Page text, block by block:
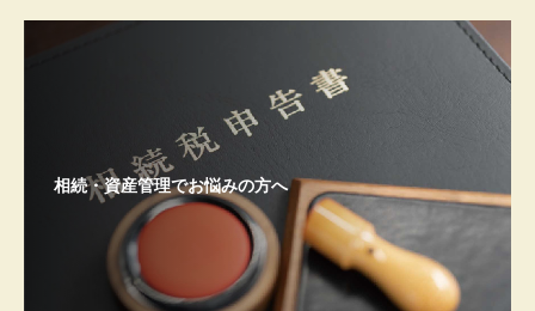
相続・資産管理でお悩みの方へ